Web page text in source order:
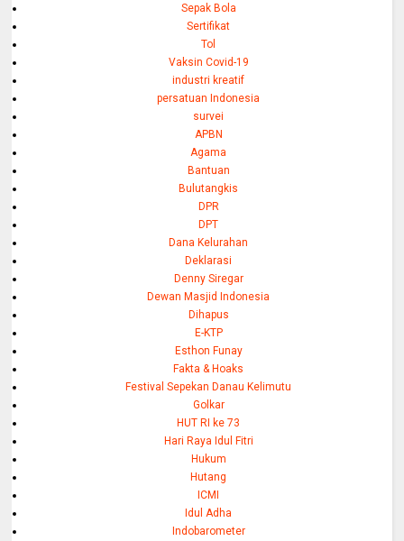
Sepak Bola
Sertifikat
Tol
Vaksin Covid-19
industri kreatif
persatuan Indonesia
survei
APBN
Agama
Bantuan
Bulutangkis
DPR
DPT
Dana Kelurahan
Deklarasi
Denny Siregar
Dewan Masjid Indonesia
Dihapus
E-KTP
Esthon Funay
Fakta & Hoaks
Festival Sepekan Danau Kelimutu
Golkar
HUT RI ke 73
Hari Raya Idul Fitri
Hukum
Hutang
ICMI
Idul Adha
Indobarometer